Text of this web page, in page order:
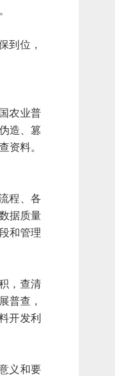
到位，
农业普
造、篡
资料。
程、各
据质量
和管理
，查清
普查，
开发利
义和要